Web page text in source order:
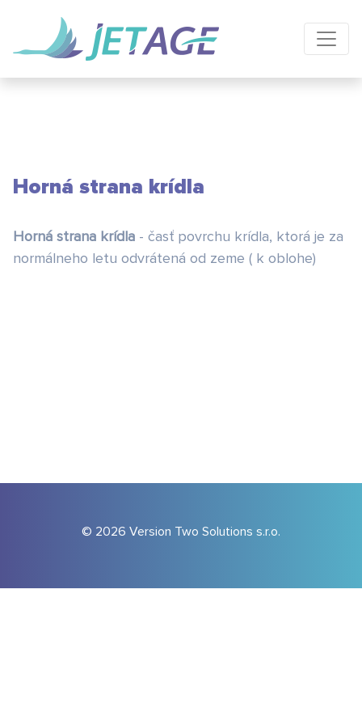
Horná strana krídla
Horná strana krídla - časť povrchu krídla, ktorá je za
normálneho letu odvrátená od zeme ( k oblohe)
© 2026 Version Two Solutions s.r.o.